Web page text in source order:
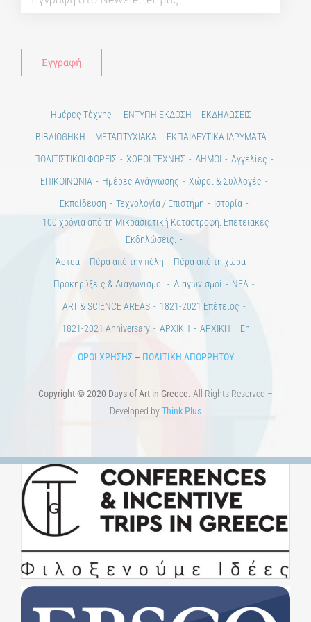
Ημέρες Τέχνης ΕΝΤΥΠΗ ΕΚΔΟΣΗ
ΕΚΔΗΛΩΣΕΙΣ
ΒΙΒΛΙΟΘΗΚΗ
ΜΕΤΑΠΤΥΧΙΑΚΑ
ΕΚΠΑΙΔΕΥΤΙΚΑ ΙΔΡΥΜΑΤΑ
ΠΟΛΙΤΙΣΤΙΚΟΙ ΦΟΡΕΙΣ
ΧΩΡΟΙ ΤΕΧΝΗΣ ΔΗΜΟΙ
Αγγελίες
ΕΠΙΚΟΙΝΩΝΙΑ
Ημέρες Ανάγνωσης
Χώροι & Συλλογές
Εκπαίδευση
Τεχνολογία / Επιστήμη
Ιστορία
100 χρόνια από τη Μικρασιατική Καταστροφή. Επετειακές
Εκδηλώσεις.
Άστεα
Πέρα από την πόλη
Πέρα από τη χώρα
Προκηρύξεις & Διαγωνισμοί
Διαγωνισμοί
ΝΕΑ
ART & SCIENCE AREAS
1821-2021 Επέτειος
1821-2021 Anniversary
ΑΡΧΙΚΗ ΑΡΧΙΚΗ – En
ΟΡΟΙ ΧΡΗΣΗΣ– ΠΟΛΙΤΙΚΗ ΑΠΟΡΡΗΤΟΥ
Copyright © 2020 Days of Art in Greece. All Rights Reserved –
Developed byThink Plus